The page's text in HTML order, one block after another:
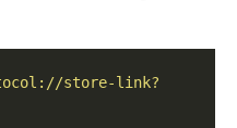
store-link?